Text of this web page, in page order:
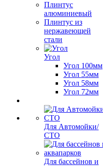
Плинтус
алюминиевый
Плинтус из
нержавеющей
стали
Угол
Угол 100мм
Угол 55мм
Угол 58мм
Угол 72мм
Для Автомойки/
СТО
Для бассейнов и